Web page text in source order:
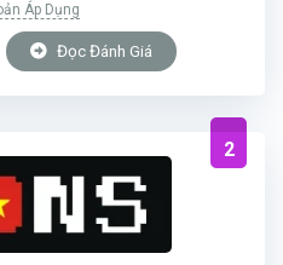
Áp Dụng
Đọc Đánh Giá
2